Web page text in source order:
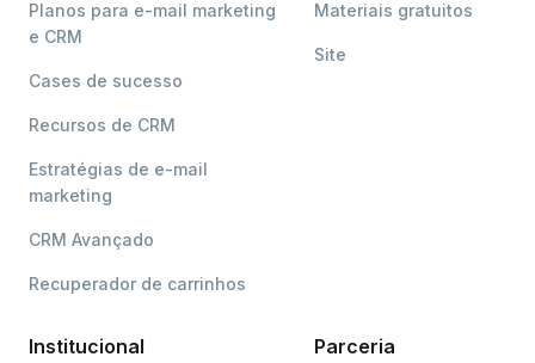
Planos para e-mail marketing
e CRM
Cases de sucesso
Recursos de CRM
Estratégias de e-mail
marketing
CRM Avançado
Recuperador de carrinhos
Materiais gratuitos
Site
Institucional Parceria